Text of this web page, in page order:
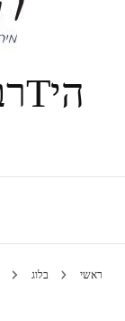
היTרבות – HiTarbut
ראשי בלוג